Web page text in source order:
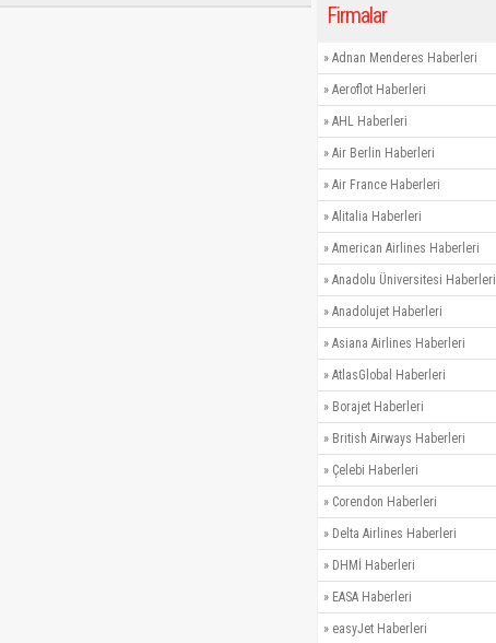
Firmalar
» Adnan Menderes Haberleri
» Aeroflot Haberleri
» AHL Haberleri
» Air Berlin Haberleri
» Air France Haberleri
» Alitalia Haberleri
» American Airlines Haberleri
» Anadolu Üniversitesi Haberleri
» Anadolujet Haberleri
» Asiana Airlines Haberleri
» AtlasGlobal Haberleri
» Borajet Haberleri
» British Airways Haberleri
» Çelebi Haberleri
» Corendon Haberleri
» Delta Airlines Haberleri
» DHMİ Haberleri
» EASA Haberleri
» easyJet Haberleri